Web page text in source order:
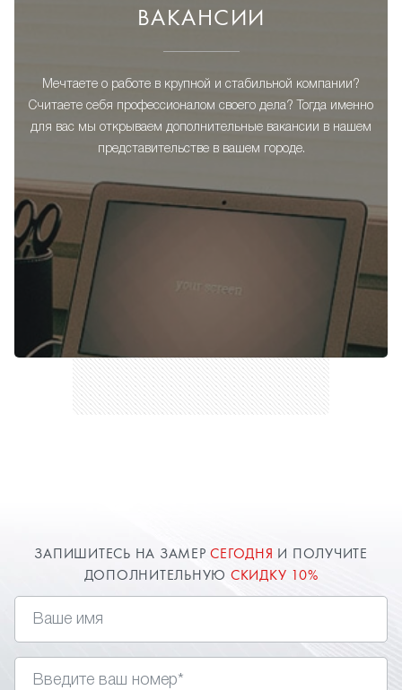
ВАКАНСИИ
Мечтаете о работе в крупной и стабильной компании?
Считаете себя профессионалом своего дела? Тогда именно
для вас мы открываем дополнительные вакансии в нашем
представительстве в вашем городе.
ЗАПИШИТЕСЬ НА ЗАМЕРСЕГОДНЯ И ПОЛУЧИТЕ
ДОПОЛНИТЕЛЬНУЮ СКИДКУ 10%